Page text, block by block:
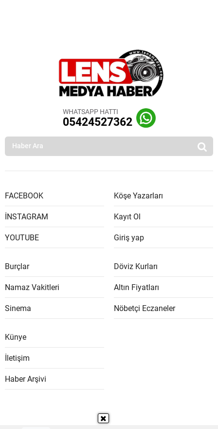
WHATSAPP HATTI
05424527362
FACEBOOK
İNSTAGRAM
YOUTUBE
Köşe Yazarları
Kayıt Ol
Giriş yap
Burçlar
Namaz Vakitleri
Sinema
Döviz Kurları
Altın Fiyatları
Nöbetçi Eczaneler
Künye
İletişim
Haber Arşivi